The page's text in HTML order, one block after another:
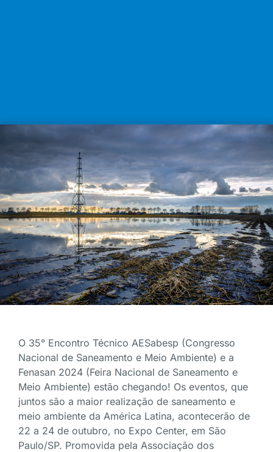
O 35° Encontro Técnico AESabesp (Congresso
Nacional de Saneamento e Meio Ambiente) e a
Fenasan 2024 (Feira Nacional de Saneamento e
Meio Ambiente) estão chegando! Os eventos, que
juntos são a maior realização de saneamento e
meio ambiente da América Latina, acontecerão de
22 a 24 de outubro, no Expo Center, em São
Paulo/SP. Promovida pela Associação dos